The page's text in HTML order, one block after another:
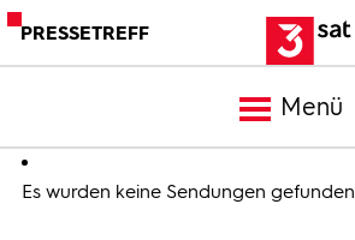
PRESSETREFF
Menü
Meldungen
Es wurden keine Sendungen gefunden